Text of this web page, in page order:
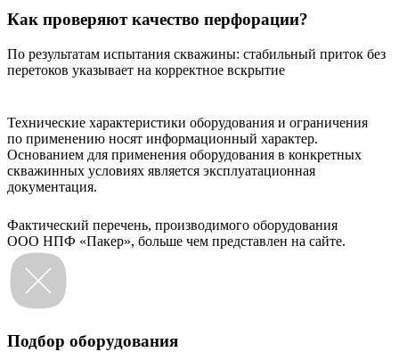
Как проверяют качество перфорации?
По результатам испытания скважины: стабильный приток без
перетоков указывает на корректное вскрытие
Технические характеристики оборудования и ограничения
по применению носят информационный характер.
Основанием для применения оборудования в конкретных
скважинных условиях является эксплуатационная
документация.
Фактический перечень, производимого оборудования
ООО НПФ «Пакер», больше чем представлен на сайте.
Подбор оборудования